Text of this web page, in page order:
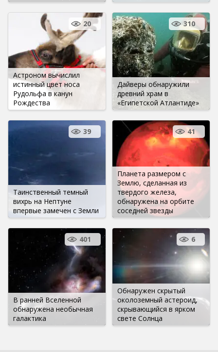
Астроном вычислил
истинный цвет носа
Рудольфа в канун
Рождества
20
Дайверы обнаружили
древний храм в
«Египетской Атлантиде»
310
Таинственный темный
вихрь на Нептуне
впервые замечен с Земли
39
Планета размером с
Землю, сделанная из
твердого железа,
обнаружена на орбите
соседней звезды
41
В ранней Вселенной
обнаружена необычная
галактика
401
Обнаружен скрытый
околоземный астероид,
скрывающийся в ярком
свете Солнца
6